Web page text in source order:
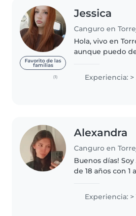
Favorito de las
familias
(1)
Jessica
Hola, vivo en
aunque puedo
del centro de
estudiando
Sanitarias, así
Experiencia: >
Alexandra
Buenos días!
de 18 años con 1
niños de entre 3
Experiencia: >